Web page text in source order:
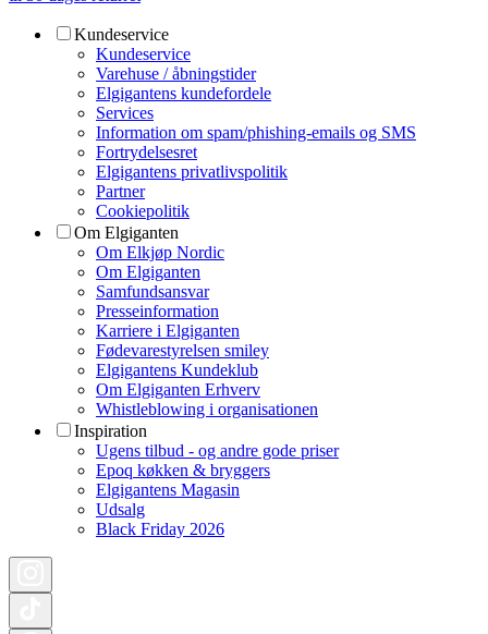
Kundeservice
Kundeservice
Varehuse / åbningstider
Elgigantens kundefordele
Services
Information om spam/phishing-emails og SMS
Fortrydelsesret
Elgigantens privatlivspolitik
Partner
Cookiepolitik
Om Elgiganten
Om Elkjøp Nordic
Om Elgiganten
Samfundsansvar
Presseinformation
Karriere i Elgiganten
Fødevarestyrelsen smiley
Elgigantens Kundeklub
Om Elgiganten Erhverv
Whistleblowing i organisationen
Inspiration
Ugens tilbud - og andre gode priser
Epoq køkken & bryggers
Elgigantens Magasin
Udsalg
Black Friday 2026